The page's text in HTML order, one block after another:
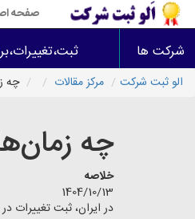
صفحه
شرکت ها
الو ثبت شرکت مرکز مقالات چه
چه
خلاصه
1404/10/13
در ایران، ثبت تغییرات